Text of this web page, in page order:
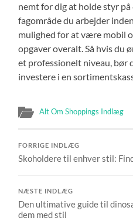
nemt for dig at holde styr
fagområde du arbejder
mulighed for at være mobil
opgaver overalt. Så hvis du
et professionelt niveau, bør
investere i en
Alt Om Shoppings Indlæg
FORRIGE INDLÆG
Skoholdere til enhver stil:
NÆSTE INDLÆG
Den ultimative guide til
dem med stil